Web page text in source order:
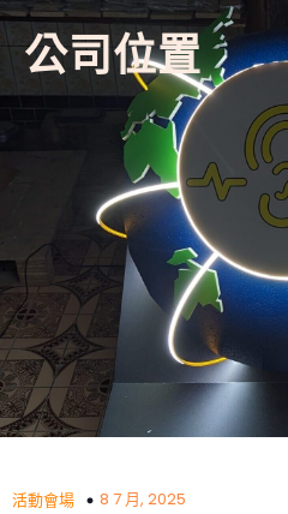
公司位置
活動會場 8 7 月, 2025